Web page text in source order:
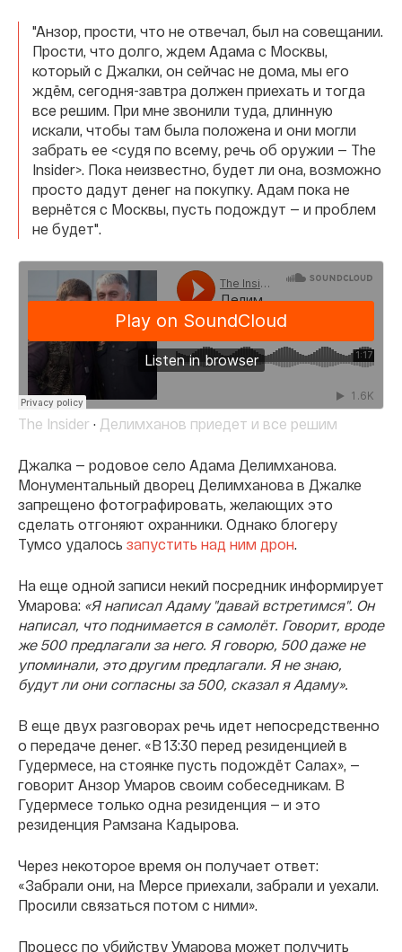
"Анзор, прости, что не отвечал, был на совещании.
Прости, что долго, ждем Адама с Москвы,
который с Джалки, он сейчас не дома, мы его
ждём, сегодня-завтра должен приехать и тогда
все решим. При мне звонили туда, длинную
искали, чтобы там была положена и они могли
забрать ее <судя по всему, речь об оружии — The
Insider>. Пока неизвестно, будет ли она, возможно
просто дадут денег на покупку. Адам пока не
вернётся с Москвы, пусть подождут — и проблем
не будет".
The Insider · Делимханов приедет и все решим
Джалка — родовое село Адама Делимханова.
Монументальный дворец Делимханова в Джалке
запрещено фотографировать, желающих это
сделать отгоняют охранники. Однако блогеру
Тумсо удалось запустить над ним дрон.
На еще одной записи некий посредник информирует
Умарова: «Я написал Адаму "давай встретимся". Он
написал, что поднимается в самолёт. Говорит, вроде
же 500 предлагали за него. Я говорю, 500 даже не
упоминали, это другим предлагали. Я не знаю,
будут ли они согласны за 500, сказал я Адаму».
В еще двух разговорах речь идет непосредственно
о передаче денег. «В 13:30 перед резиденцией в
Гудермесе, на стоянке пусть подождёт Салах», —
говорит Анзор Умаров своим собеседникам. В
Гудермесе только одна резиденция — и это
резиденция Рамзана Кадырова.
Через некоторое время он получает ответ:
«Забрали они, на Мерсе приехали, забрали и уехали.
Просили связаться потом с ними».
Процесс по убийству Умарова может получить